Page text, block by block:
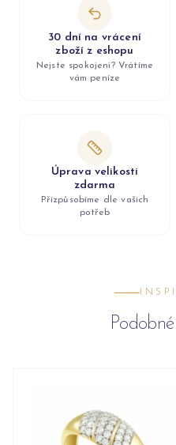
30 dní na vrácení
zboží z eshopu
Nejste spokojeni? Vrátíme
vám peníze
Úprava velikosti
zdarma
Přizpůsobíme dle vašich
potřeb